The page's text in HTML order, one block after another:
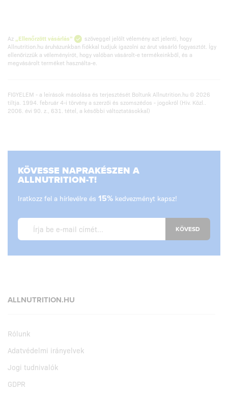
Az „Ellenőrzött vásárlás”
szöveggel jelölt vélemény azt jelenti, hogy
Allnutrition.hu áruházunkban fiókkal tudjuk igazolni az árut vásárló fogyasztót. Így
ellenőrizzük a véleményírót, hogy valóban vásárolt-e termékeinkből, és a
megvásárolt terméket használta-e.
FIGYELEM - a leírások másolása és terjesztését Boltunk Allnutrition.hu © 2026
tiltja. 1994. február 4-i törvény a szerzői és szomszédos - jogokról (Hiv. Közl..
2006. évi 90. z., 631. tétel, a későbbi változtatásokkal)
KÖVESSE NAPRAKÉSZEN A
ALLNUTRITION-T!
Iratkozz fel a hírlevélre és 15% kedvezményt kapsz!
KÖVESD
ALLNUTRITION.HU
Rólunk
Adatvédelmi irányelvek
Jogi tudnivalók
GDPR